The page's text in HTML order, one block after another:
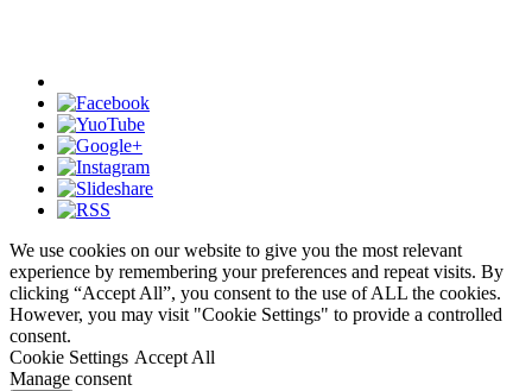
We use cookies on our website to give you the most relevant
experience by remembering your preferences and repeat visits. By
clicking “Accept All”, you consent to the use of ALL the cookies.
However, you may visit "Cookie Settings" to provide a controlled
consent.
Cookie Settings Accept All
Manage consent